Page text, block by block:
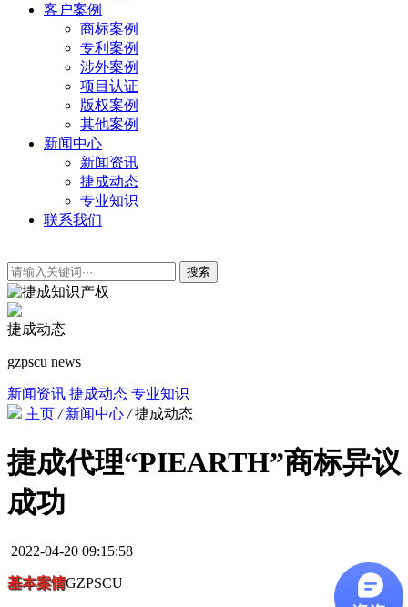
客户案例
商标案例
专利案例
涉外案例
项目认证
版权案例
其他案例
新闻中心
新闻资讯
捷成动态
专业知识
联系我们
搜索
捷成动态
gzpscu news
新闻资讯 捷成动态 专业知识
主页 / 新闻中心 / 捷成动态
捷成代理“PIEARTH”商标异议
成功
2022-04-20 09:15:58
基本案情GZPSCU